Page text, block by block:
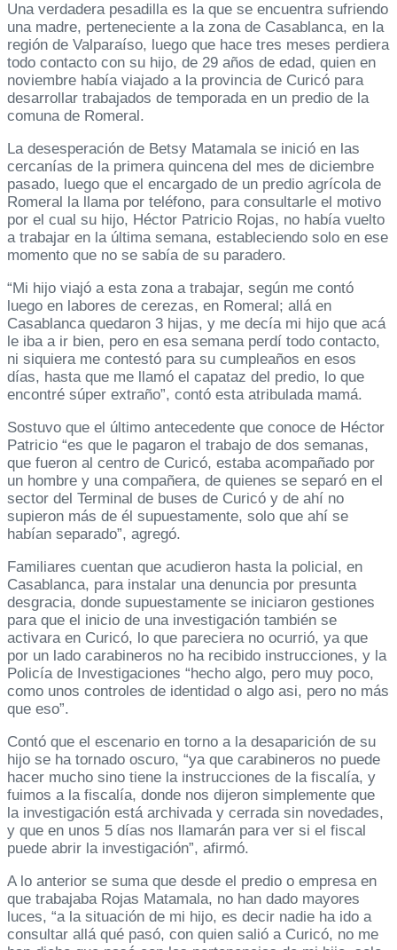
Una verdadera pesadilla es la que se encuentra sufriendo
una madre, perteneciente a la zona de Casablanca, en la
región de Valparaíso, luego que hace tres meses perdiera
todo contacto con su hijo, de 29 años de edad, quien en
noviembre había viajado a la provincia de Curicó para
desarrollar trabajados de temporada en un predio de la
comuna de Romeral.
La desesperación de Betsy Matamala se inició en las
cercanías de la primera quincena del mes de diciembre
pasado, luego que el encargado de un predio agrícola de
Romeral la llama por teléfono, para consultarle el motivo
por el cual su hijo, Héctor Patricio Rojas, no había vuelto
a trabajar en la última semana, estableciendo solo en ese
momento que no se sabía de su paradero.
“Mi hijo viajó a esta zona a trabajar, según me contó
luego en labores de cerezas, en Romeral; allá en
Casablanca quedaron 3 hijas, y me decía mi hijo que acá
le iba a ir bien, pero en esa semana perdí todo contacto,
ni siquiera me contestó para su cumpleaños en esos
días, hasta que me llamó el capataz del predio, lo que
encontré súper extraño”, contó esta atribulada mamá.
Sostuvo que el último antecedente que conoce de Héctor
Patricio “es que le pagaron el trabajo de dos semanas,
que fueron al centro de Curicó, estaba acompañado por
un hombre y una compañera, de quienes se separó en el
sector del Terminal de buses de Curicó y de ahí no
supieron más de él supuestamente, solo que ahí se
habían separado”, agregó.
Familiares cuentan que acudieron hasta la policial, en
Casablanca, para instalar una denuncia por presunta
desgracia, donde supuestamente se iniciaron gestiones
para que el inicio de una investigación también se
activara en Curicó, lo que pareciera no ocurrió, ya que
por un lado carabineros no ha recibido instrucciones, y la
Policía de Investigaciones “hecho algo, pero muy poco,
como unos controles de identidad o algo asi, pero no más
que eso”.
Contó que el escenario en torno a la desaparición de su
hijo se ha tornado oscuro, “ya que carabineros no puede
hacer mucho sino tiene la instrucciones de la fiscalía, y
fuimos a la fiscalía, donde nos dijeron simplemente que
la investigación está archivada y cerrada sin novedades,
y que en unos 5 días nos llamarán para ver si el fiscal
puede abrir la investigación”, afirmó.
A lo anterior se suma que desde el predio o empresa en
que trabajaba Rojas Matamala, no han dado mayores
luces, “a la situación de mi hijo, es decir nadie ha ido a
consultar allá qué pasó, con quien salió a Curicó, no me